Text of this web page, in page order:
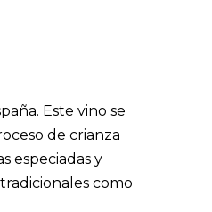
Este vino se
de crianza
especiadas y
como